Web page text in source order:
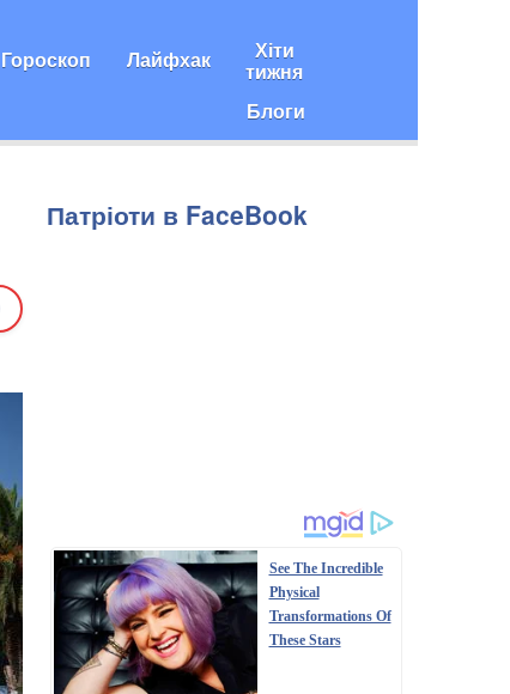
Гороскоп Лайфхак Хіти
тижня
Блоги
Патріоти в FaceBook
See The Incredible
Physical
Transformations Of
These Stars